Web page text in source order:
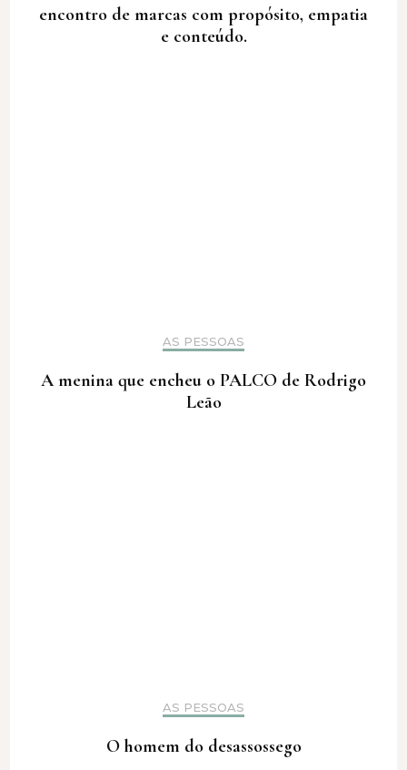
encontro de marcas com propósito, empatia
e conteúdo.
AS PESSOAS
A menina que encheu o PALCO de Rodrigo
Leão
AS PESSOAS
O homem do desassossego